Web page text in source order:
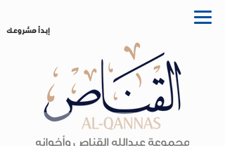
إبدأ مشروعك